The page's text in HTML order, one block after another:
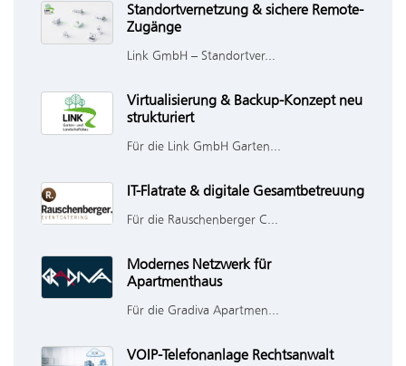
Standortvernetzung & sichere Remote-
Zugänge
Link GmbH – Standortver...
Virtualisierung & Backup-Konzept neu
strukturiert
Für die Link GmbH Garten...
IT-Flatrate & digitale Gesamtbetreuung
Für die Rauschenberger C...
Modernes Netzwerk für
Apartmenthaus
Für die Gradiva Apartmen...
VOIP-Telefonanlage Rechtsanwalt